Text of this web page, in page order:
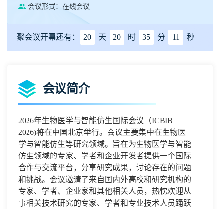
会议形式：在线会议
聚会议开幕还有： 20 天 20 时 35 分 11 秒
会议简介
2026年生物医学与智能仿生国际会议 （ICBIB
2026)将在中国北京举行。会议主要集中在生物医
学与智能仿生等研究领域。旨在为生物医学与智能
仿生领域的专家、学者和企业开发者提供一个国际
合作与交流平台，分享研究成果，讨论存在的问题
和挑战。会议邀请了来自国内外高校和研究机构的
专家、学者、企业家和其他相关人员 ， 热忱欢迎从
事相关技术研究的专家、学者和专业技术人员踊跃